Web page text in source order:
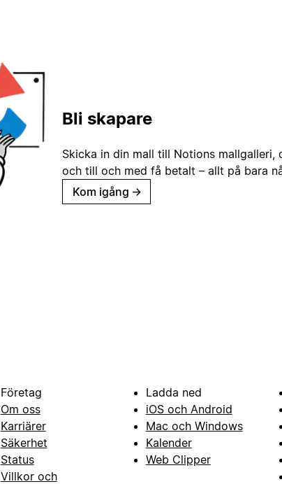
Bli skapare
Skicka in din mall till Notions mallgalleri,
och till och med få betalt – allt på bara
Kom igång →
Företag
Om oss
Karriärer
Säkerhet
Status
Villkor och
Ladda ned
iOS och Android
Mac och Windows
Kalender
Web Clipper